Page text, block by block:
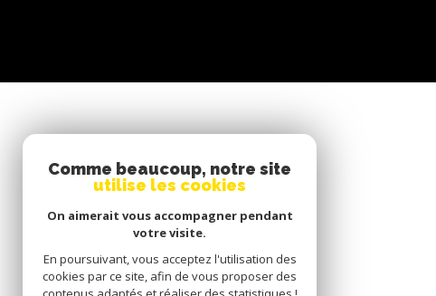
Comme beaucoup, notre site
utilise les cookies
On aimerait vous accompagner pendant
votre visite.
En poursuivant, vous acceptez l'utilisation des
cookies par ce site, afin de vous proposer des